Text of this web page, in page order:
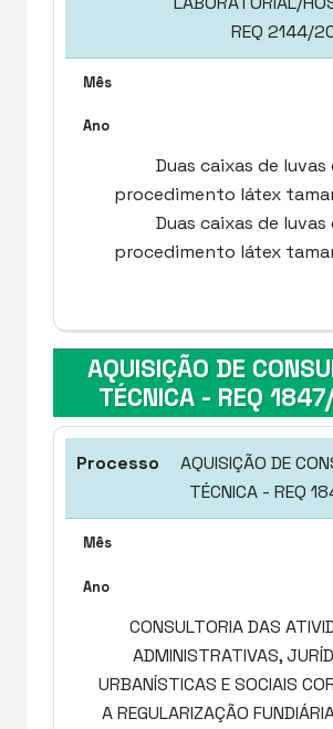
REQ 2144/
Duas caixas de luvas
procedimento látex
Duas caixas de luvas
procedimento látex
AQUISIÇÃO DE
TÉCNICA - REQ
AQUISIÇÃO DE
TÉCNICA - REQ
CONSULTORIA DAS
ADMINISTRATIVAS,
URBANÍSTICAS E SOCIAIS
A REGULARIZAÇÃO